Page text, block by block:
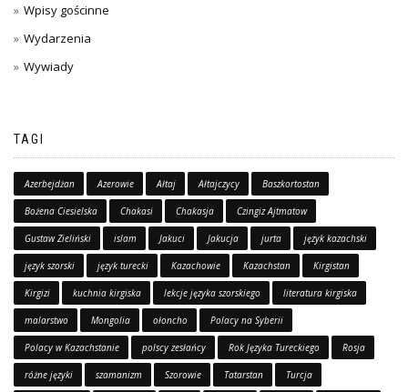
Wpisy gościnne
Wydarzenia
Wywiady
TAGI
Azerbejdżan Azerowie Ałtaj Ałtajczycy Baszkortostan
Bożena Ciesielska Chakasi Chakasja Czingiz Ajtmatow
Gustaw Zieliński islam Jakuci Jakucja jurta język kazachski
język szorski język turecki Kazachowie Kazachstan Kirgistan
Kirgizi kuchnia kirgiska lekcje języka szorskiego literatura kirgiska
malarstwo Mongolia ołoncho Polacy na Syberii
Polacy w Kazachstanie polscy zesłańcy Rok Języka Tureckiego Rosja
różne języki szamanizm Szorowie Tatarstan Turcja